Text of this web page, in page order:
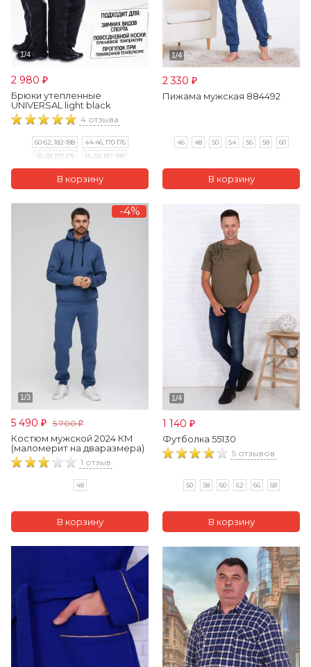
2 980 ₽
Брюки утепленные
UNIVERSAL light black
4 отзыва
60-62, 182-188
44-46, 170-176
56-58, 170-176
56-58, 182-188
60-62, 170-176
48-50, 182-188
52-54, 170-176
48-50, 170-176
40-42, 158-164
40-42, 170-176
2 330 ₽
Пижама мужская 884492
46 48 50 54 56 58 60
-4%
5 490 ₽ 5 700₽
Костюм мужской 2024 КМ
(маломерит на дваразмера)
1 отзыв
48
1 140 ₽
Футболка 55130
5 отзывов
50 58 60 62 66 68